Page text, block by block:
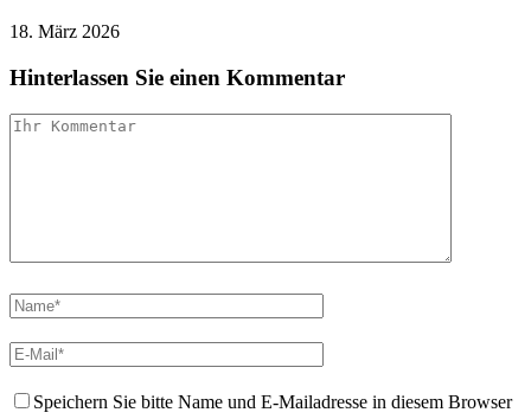
18. März 2026
Hinterlassen Sie einen Kommentar
Speichern Sie bitte Name und E-Mailadresse in diesem Browser